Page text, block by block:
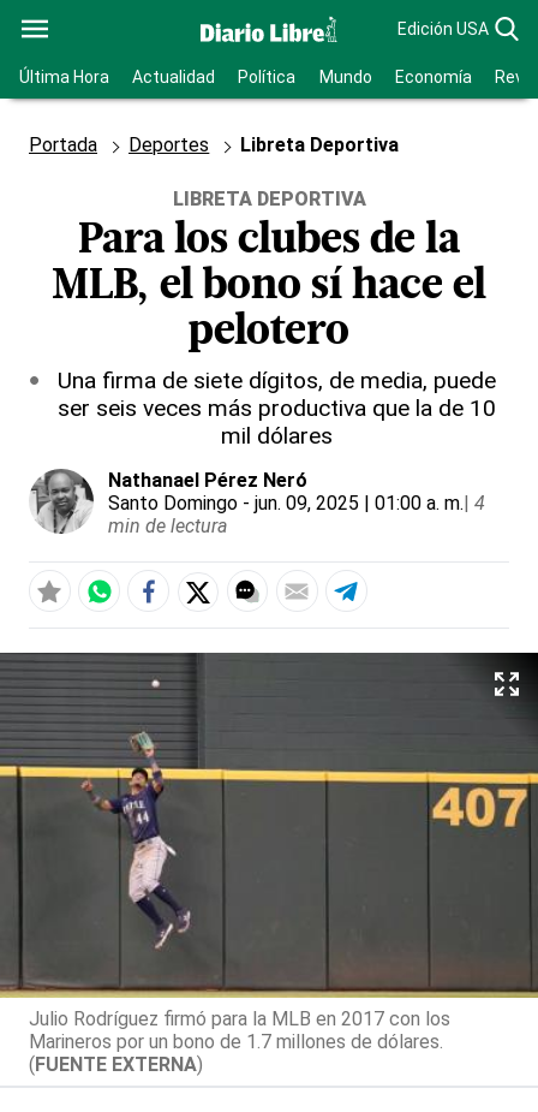
Edición USA
Última Hora Actualidad Política Mundo Economía
Portada Deportes Libreta Deportiva
LIBRETA DEPORTIVA
Para los clubes de la
MLB, el bono sí hace el
pelotero
Una firma de siete dígitos, de media, puede
ser seis veces más productiva que la de 10
mil dólares
Nathanael Pérez Neró
Santo Domingo - jun. 09, 2025 | 01:00 a. m.| 4
min de lectura
Julio Rodríguez firmó para la MLB en 2017 con los
Marineros por un bono de 1.7 millones de dólares.
(FUENTE EXTERNA)